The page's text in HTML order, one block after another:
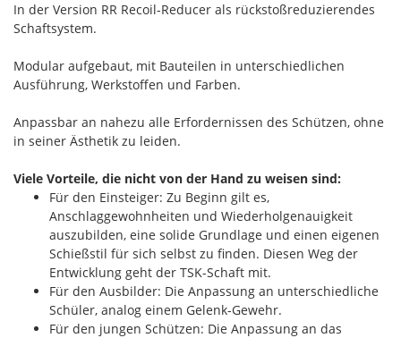
In der Version RR Recoil-Reducer als rückstoßreduzierendes
Schaftsystem.
Modular aufgebaut, mit Bauteilen in unterschiedlichen
Ausführung, Werkstoffen und Farben.
Anpassbar an nahezu alle Erfordernissen des Schützen, ohne
in seiner Ästhetik zu leiden.
Viele Vorteile, die nicht von der Hand zu weisen sind:
Für den Einsteiger: Zu Beginn gilt es,
Anschlaggewohnheiten und Wiederholgenauigkeit
auszubilden, eine solide Grundlage und einen eigenen
Schießstil für sich selbst zu finden. Diesen Weg der
Entwicklung geht der TSK-Schaft mit.
Für den Ausbilder: Die Anpassung an unterschiedliche
Schüler, analog einem Gelenk-Gewehr.
Für den jungen Schützen: Die Anpassung an das